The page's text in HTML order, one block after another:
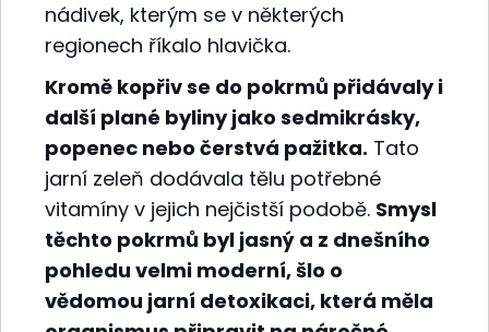
nádivek, kterým se v některých
regionech říkalo hlavička.
Kromě kopřiv se do pokrmů přidávaly i
další plané byliny jako sedmikrásky,
popenec nebo čerstvá pažitka. Tato
jarní zeleň dodávala tělu potřebné
vitamíny v jejich nejčistší podobě. Smysl
těchto pokrmů byl jasný a z dnešního
pohledu velmi moderní, šlo o
vědomou jarní detoxikaci, která měla